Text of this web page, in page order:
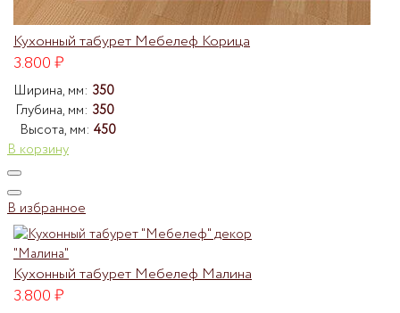
Кухонный табурет Мебелеф Корица
3.800₽
Ширина, мм: 350
Глубина, мм: 350
Высота, мм: 450
В корзину
В избранное
Кухонный табурет Мебелеф Малина
3.800₽